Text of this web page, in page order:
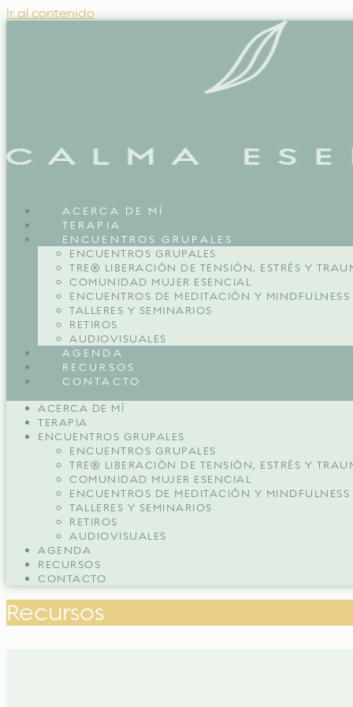
Ir al contenido
ACERCA DE MÍ
TERAPIA
ENCUENTROS GRUPALES
ENCUENTROS GRUPALES
TRE® LIBERACIÓN DE TENSIÓN, ESTRÉS Y
COMUNIDAD MUJER ESENCIAL
ENCUENTROS DE MEDITACIÓN Y MINDFULNESS
TALLERES Y SEMINARIOS
RETIROS
AUDIOVISUALES
AGENDA
RECURSOS
CONTACTO
ACERCA DE MÍ
TERAPIA
ENCUENTROS GRUPALES
ENCUENTROS GRUPALES
TRE® LIBERACIÓN DE TENSIÓN, ESTRÉS Y
COMUNIDAD MUJER ESENCIAL
ENCUENTROS DE MEDITACIÓN Y MINDFULNESS
TALLERES Y SEMINARIOS
RETIROS
AUDIOVISUALES
AGENDA
RECURSOS
CONTACTO
Recursos